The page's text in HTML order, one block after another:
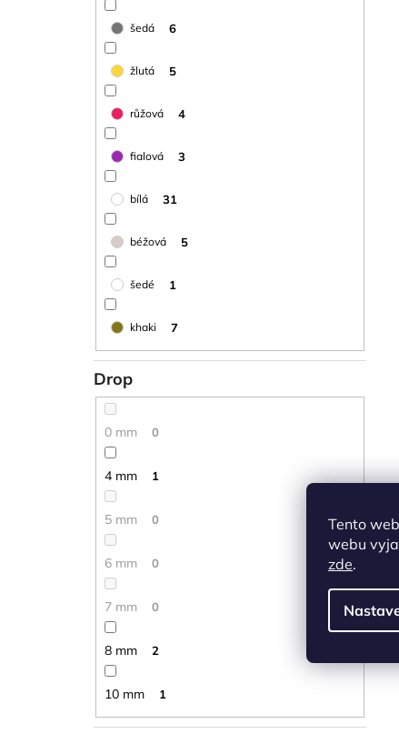
Tento
webu
zde.
šedá 6
žlutá 5
růžová 4
fialová 3
bílá 31
béžová 5
šedé 1
khaki 7
Drop
0 mm 0
4 mm 1
5 mm 0
6 mm 0
7 mm 0
8 mm 2
10 mm 1